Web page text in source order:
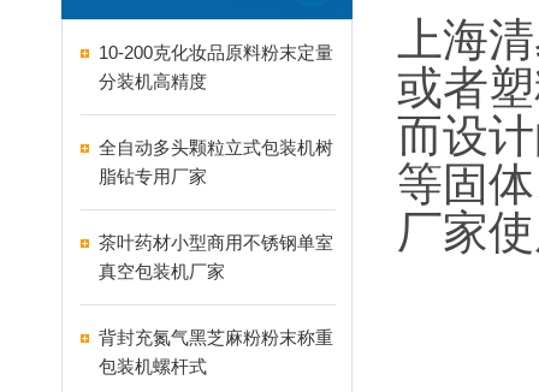
10-200克化妆品原料粉末定量
分装机高精度
全自动多头颗粒立式包装机树
脂钻专用厂家
茶叶药材小型商用不锈钢单室
真空包装机厂家
背封充氮气黑芝麻粉粉末称重
包装机螺杆式
上海
或者
而设
等固
厂家